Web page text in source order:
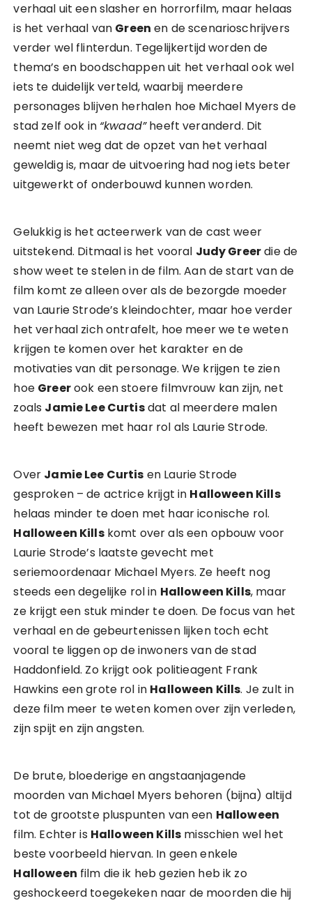
verhaal uit een slasher en horrorfilm, maar helaas
is het verhaal van Green en de scenarioschrijvers
verder wel flinterdun. Tegelijkertijd worden de
thema’s en boodschappen uit het verhaal ook wel
iets te duidelijk verteld, waarbij meerdere
personages blijven herhalen hoe Michael Myers de
stad zelf ook in “kwaad”heeft veranderd. Dit
neemt niet weg dat de opzet van het verhaal
geweldig is, maar de uitvoering had nog iets beter
uitgewerkt of onderbouwd kunnen worden.
Gelukkig is het acteerwerk van de cast weer
uitstekend. Ditmaal is het vooral Judy Greerdie de
show weet te stelen in de film. Aan de start van de
film komt ze alleen over als de bezorgde moeder
van Laurie Strode’s kleindochter, maar hoe verder
het verhaal zich ontrafelt, hoe meer we te weten
krijgen te komen over het karakter en de
motivaties van dit personage. We krijgen te zien
hoe Greerook een stoere filmvrouw kan zijn, net
zoals Jamie Lee Curtisdat al meerdere malen
heeft bewezen met haar rol als Laurie Strode.
Over Jamie Lee Curtis en Laurie Strode
gesproken – de actrice krijgt in Halloween Kills
helaas minder te doen met haar iconische rol.
Halloween Killskomt over als een opbouw voor
Laurie Strode’s laatste gevecht met
seriemoordenaar Michael Myers. Ze heeft nog
steeds een degelijke rol in Halloween Kills, maar
ze krijgt een stuk minder te doen. De focus van het
verhaal en de gebeurtenissen lijken toch echt
vooral te liggen op de inwoners van de stad
Haddonfield. Zo krijgt ook politieagent Frank
Hawkins een grote rol in Halloween Kills. Je zult in
deze film meer te weten komen over zijn verleden,
zijn spijt en zijn angsten.
De brute, bloederige en angstaanjagende
moorden van Michael Myers behoren (bijna) altijd
tot de grootste pluspunten van een Halloween
film. Echter is Halloween Kills misschien wel het
beste voorbeeld hiervan. In geen enkele
Halloween film die ik heb gezien heb ik zo
geshockeerd toegekeken naar de moorden die hij